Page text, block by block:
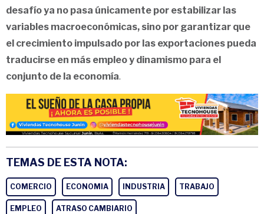
desafío ya no pasa únicamente por estabilizar las
variables macroeconómicas, sino por garantizar que
el crecimiento impulsado por las exportaciones pueda
traducirse en más empleo y dinamismo para el
conjunto de la economía.
TEMAS DE ESTA NOTA:
COMERCIO ECONOMIA INDUSTRIA TRABAJO
EMPLEO ATRASO CAMBIARIO